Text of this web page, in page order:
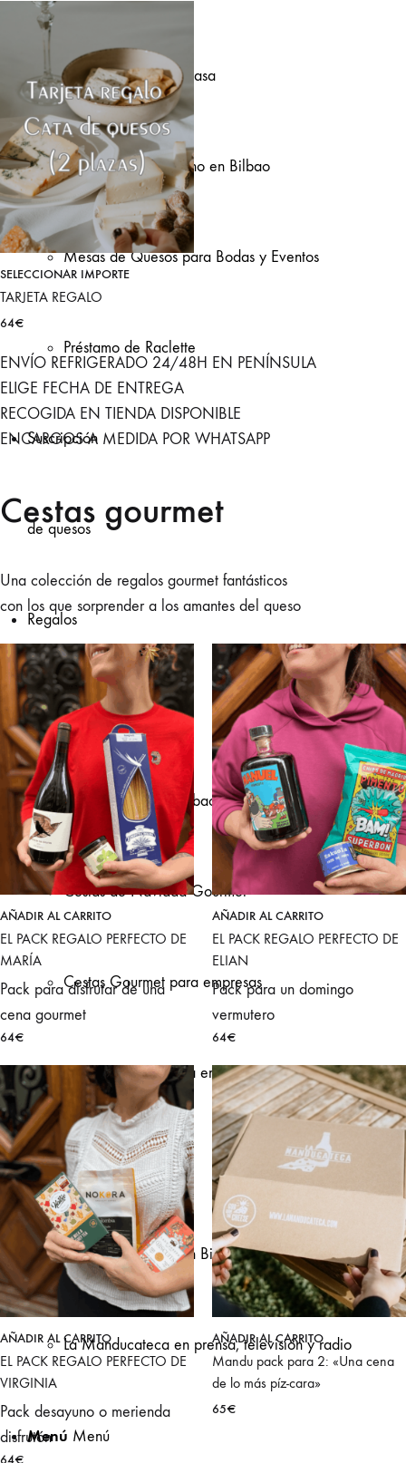
Catas de queso en casa
Catas de queso y vino en Bilbao
Mesas de Quesos para Bodas y Eventos
Préstamo de Raclette
Suscripción
de quesos
Regalos
de empresa
Team building en Bilbao
Cestas de Navidad Gourmet
Cestas Gourmet para empresas
Catas de queso para empresas en Bilbao
Nosotras
Tu tienda gourmet en Bilbao
La Manducateca en prensa, televisión y radio
Menú Menú
SELECCIONAR IMPORTE
TARJETA REGALO
64€
ENVÍO REFRIGERADO 24/48H EN PENÍNSULA
ELIGE FECHA DE ENTREGA
RECOGIDA EN TIENDA DISPONIBLE
ENCARGOS A MEDIDA POR WHATSAPP
Cestas gourmet
Una colección de regalos gourmet fantásticos
con los que sorprender a los amantes del queso
AÑADIR AL CARRITO
EL PACK REGALO PERFECTO DE
MARÍA
Pack para disfrutar de una
cena gourmet
64€
AÑADIR AL CARRITO
EL PACK REGALO PERFECTO DE
ELIAN
Pack para un domingo
vermutero
64€
AÑADIR AL CARRITO
EL PACK REGALO PERFECTO DE
VIRGINIA
Pack desayuno o merienda
disfrutón
64€
AÑADIR AL CARRITO
Mandu pack para 2: «Una cena
de lo más píz-cara»
65€